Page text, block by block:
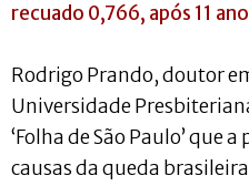
recuado 0,766, após 11
Rodrigo Prando, doutor
Universidade
‘Folha de São Paulo’ que
causas da queda